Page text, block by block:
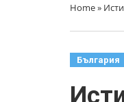
Home»
България